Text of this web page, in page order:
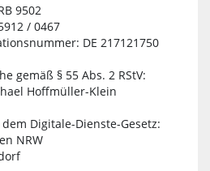
9502
/ 0467
DE 217121750
gemäß § 55 Abs. 2 RStV:
Hoffmüller-Klein
Digitale-Dienste-Gesetz:
NRW